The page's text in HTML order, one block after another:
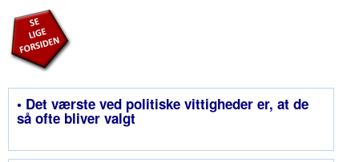
• Det værste ved politiske vittigheder er, at de
så ofte bliver valgt